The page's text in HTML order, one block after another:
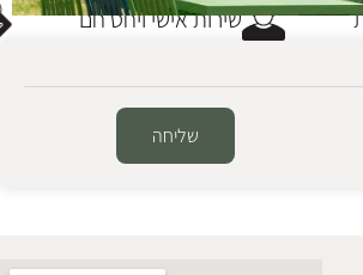
שירות אישי ויחס חם
שליחה